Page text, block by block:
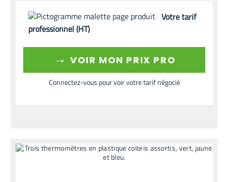
Votre tarif
professionnel (HT)
→ VOIR MON PRIX PRO
Connectez-vous pour voir votre tarif négocié